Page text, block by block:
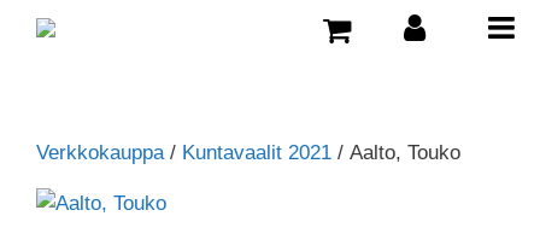
Verkkokauppa/ Kuntavaalit 2021 / Aalto, Touko